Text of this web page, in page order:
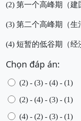
(2) 第一个高峰期（建
(3) 第二个高峰期（生
(4) 短暂的低谷期（经
Chọn đáp án:
(2) - (3) - (4) - (1)
(2) - (4) - (3) - (1)
(4) - (2) - (3) - (1)